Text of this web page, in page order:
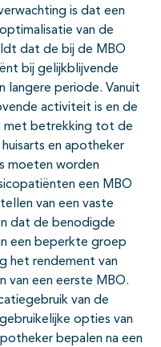
is dat een
van de
dat de bij de MBO
bij gelijkblijvende
langere periode. Vanuit
activiteit is en de
met betrekking tot de
en apotheker
moeten worden
een MBO
van een vaste
dat de benodigde
een beperkte groep
het rendement van
van een eerste MBO.
van de
opties van
bepalen na een